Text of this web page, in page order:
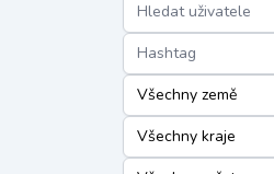
Hashtag